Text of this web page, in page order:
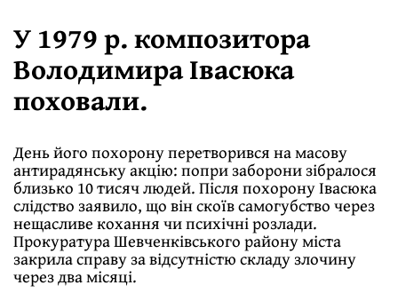
У 1979 р. композитора
Володимира Івасюка
поховали.
День його похорону перетворився на масову
антирадянську акцію: попри заборони зібралося
близько 10 тисяч людей. Після похорону Івасюка
слідство заявило, що він скоїв самогубство через
нещасливе кохання чи психічні розлади.
Прокуратура Шевченківського району міста
закрила справу за відсутністю складу злочину
через два місяці.